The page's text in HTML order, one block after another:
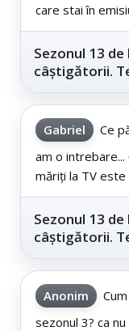
care stai în
Sezonul 13
câștigătorii.
Gabriel
Ce
am o
măriți la TV este
Sezonul 13
câștigătorii.
Anonim
sezonul 3? ca